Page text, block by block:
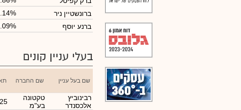
ברונשטיין ניר
ברנע יוסף
בעלי עניין קונים
שם בעל עניין שם החברה
רבינוביץ
אלכסנדר
טקטונה
בע"מ